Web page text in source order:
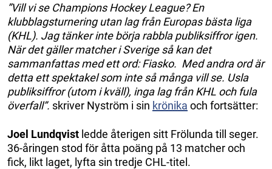
”Vill vi se Champions Hockey League? En
klubblagsturnering utan lag från Europas bästa liga
(KHL). Jag tänker inte börja rabbla publiksiffror igen.
När det gäller matcher i Sverige så kan det
sammanfattas med ett ord: Fiasko. Med andra ord är
detta ett spektakel som inte så många vill se. Usla
publiksiffror (utom i kväll), inga lag från KHL och fula
överfall”. skriver Nyström i sin krönika och fortsätter:
Joel Lundqvist ledde återigen sitt Frölunda till seger.
36-åringen stod för åtta poäng på 13 matcher och
fick, likt laget, lyfta sin tredje CHL-titel.